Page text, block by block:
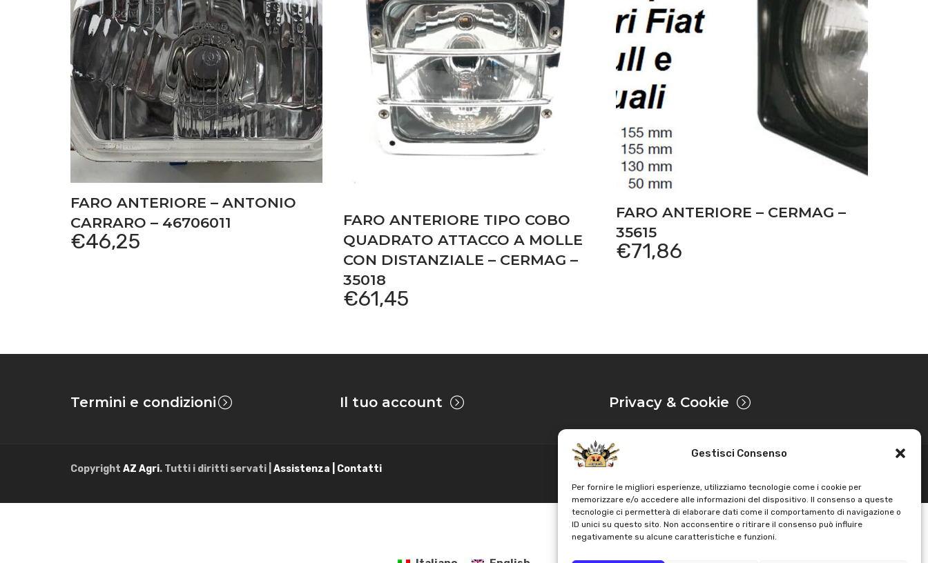
Gestisci Consenso
Per fornire le migliori esperienze, utilizziamo tecnologie come i cookie per
memorizzare e/o accedere alle informazioni del dispositivo. Il consenso a queste
tecnologie ci permetterà di elaborare dati come il comportamento di navigazione o
ID unici su questo sito. Non acconsentire o ritirare il consenso può influire
negativamente su alcune caratteristiche e funzioni.
FARO ANTERIORE – ANTONIO
CARRARO – 46706011
€46,25
FARO ANTERIORE TIPO COBO
QUADRATO ATTACCO A MOLLE
CON DISTANZIALE – CERMAG –
35018
€61,45
FARO ANTERIORE – CERMAG –
35615
€71,86
Termini e condizioni Il tuo account Privacy & Cookie
Copyright AZ Agri. Tutti i diritti servati | Assistenza | Contatti